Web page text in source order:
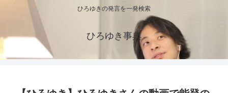
ひろゆきの発言を一発検索
ひろゆき事典